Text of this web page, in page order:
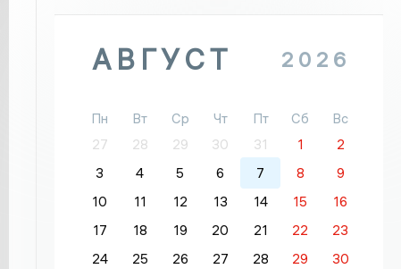
АВГУСТ 2026
Пн Вт Ср Чт Пт Сб
Вс
27
28 29 30 31 1
2
3
4 5 6 7 8
9
10
11 12 13 14 15
16
17
18 19 20 21 22
23
24
25 26 27 28 29
30